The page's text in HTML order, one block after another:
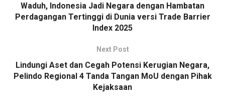
Waduh, Indonesia Jadi Negara dengan Hambatan
Perdagangan Tertinggi di Dunia versi Trade Barrier
Index 2025
Next Post
Lindungi Aset dan Cegah Potensi Kerugian Negara,
Pelindo Regional 4 Tanda Tangan MoU dengan Pihak
Kejaksaan